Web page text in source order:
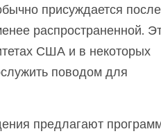
присуждается после
распространенной.
США и в некоторых
поводом для
предлагают